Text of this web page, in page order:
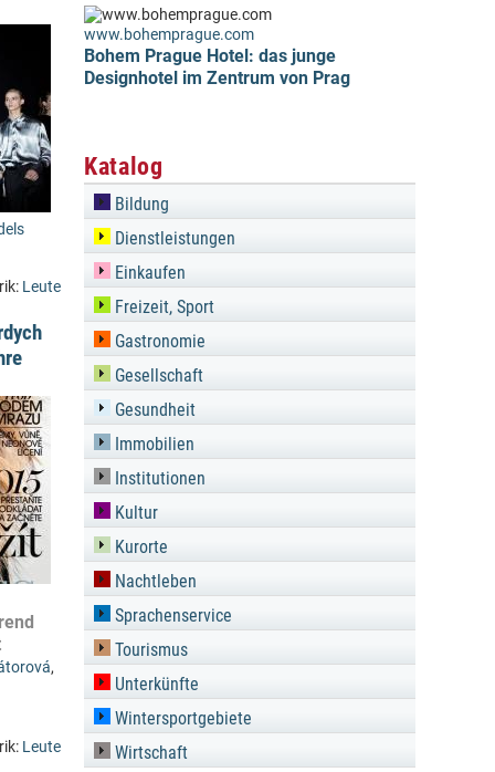
Leute
,
Leute
www.bohemprague.com
Bohem Prague Hotel: das junge
Designhotel im Zentrum von Prag
Katalog
Bildung
Dienstleistungen
Einkaufen
Freizeit, Sport
Gastronomie
Gesellschaft
Gesundheit
Immobilien
Institutionen
Kultur
Kurorte
Nachtleben
Sprachenservice
Tourismus
Unterkünfte
Wintersportgebiete
Wirtschaft